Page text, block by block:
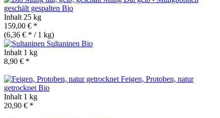
geschält gespalten Bio
Inhalt 25 kg
159,00 € *
(6,36 € * / 1 kg)
Sultaninen Bio
Inhalt 1 kg
8,90 € *
Feigen, Protoben, natur
getrocknet Bio
Inhalt 1 kg
20,90 € *